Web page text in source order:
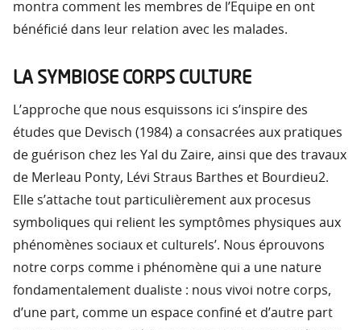
montra comment les membres de l’Equipe en ont
bénéficié dans leur relation avec les malades.
LA SYMBIOSE CORPS CULTURE
L’approche que nous esquissons ici s’inspire des
études que Devisch (1984) a consacrées aux pratiques
de guérison chez les Yal du Zaire, ainsi que des travaux
de Merleau Ponty, Lévi Straus Barthes et Bourdieu2.
Elle s’attache tout particulièrement aux procesus
symboliques qui relient les symptômes physiques aux
phénomènes sociaux et culturels’. Nous éprouvons
notre corps comme i phénomène qui a une nature
fondamentalement dualiste : nous vivoi notre corps,
d’une part, comme un espace confiné et d’autre part